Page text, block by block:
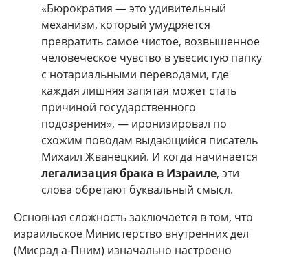
«Бюрократия — это удивительный
механизм, который умудряется
превратить самое чистое, возвышенное
человеческое чувство в увесистую папку
с нотариальными переводами, где
каждая лишняя запятая может стать
причиной государственного
подозрения», — иронизировал по
схожим поводам выдающийся писатель
Михаил Жванецкий. И когда начинается
легализация брака в Израиле, эти
слова обретают буквальный смысл.
Основная сложность заключается в том, что
израильское Министерство внутренних дел
(Мисрад а-Пним) изначально настроено